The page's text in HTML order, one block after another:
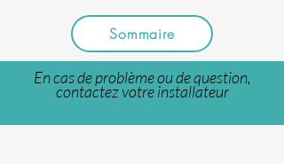
Sommaire
En cas de problème ou de question,
contactez votre installateur